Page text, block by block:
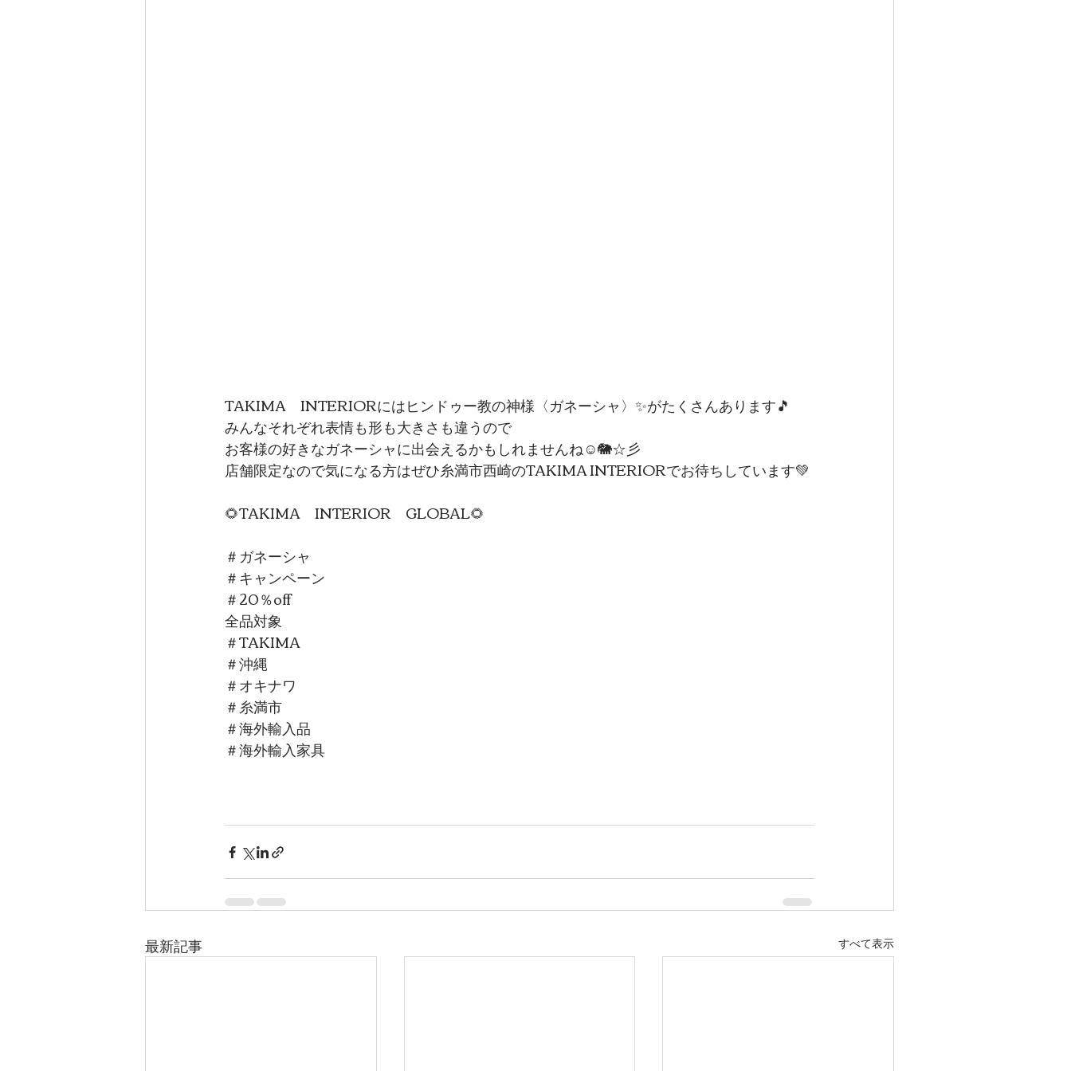
TAKIMA　INTERIORにはヒンドゥー教の神様〈ガネーシャ〉✨がたくさんあります🎵
みんなそれぞれ表情も形も大きさも違うので
お客様の好きなガネーシャに出会えるかもしれませんね☺🐘☆彡
店舗限定なので気になる方はぜひ糸満市西崎のTAKIMA INTERIORでお待ちしています💚
🌻TAKIMA　INTERIOR　GLOBAL🌻
＃ガネーシャ
＃キャンペーン
＃20％off
全品対象
＃TAKIMA
＃沖縄
＃オキナワ
＃糸満市
＃海外輸入品
＃海外輸入家具
最新記事 すべて表示